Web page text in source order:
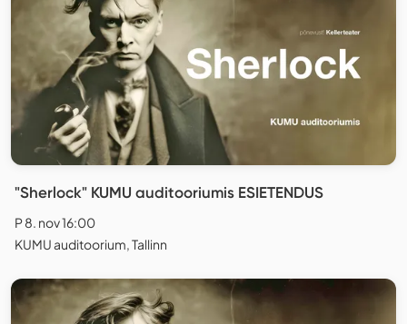
"Sherlock" KUMU auditooriumis ESIETENDUS
P 8. nov 16:00
KUMU auditoorium, Tallinn